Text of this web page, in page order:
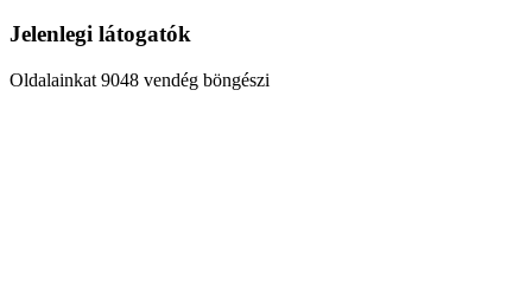
Jelenlegi látogatók
Oldalainkat 9048 vendég böngészi